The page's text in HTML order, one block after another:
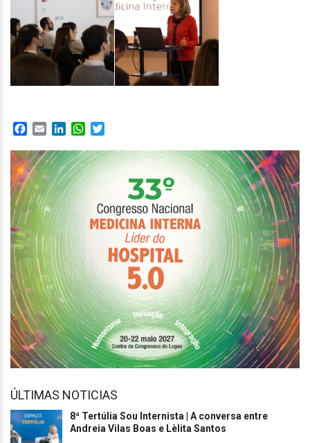
Facebook
Email LinkedInWhatsApp
ÚLTIMAS NOTICIAS
8ª Tertúlia Sou Internista | A conversa entre
Andreia Vilas Boas e Lèlita Santos